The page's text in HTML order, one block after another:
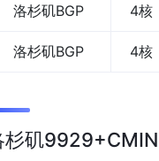
洛杉矶BGP 4核
洛杉矶BGP 4核
杉矶